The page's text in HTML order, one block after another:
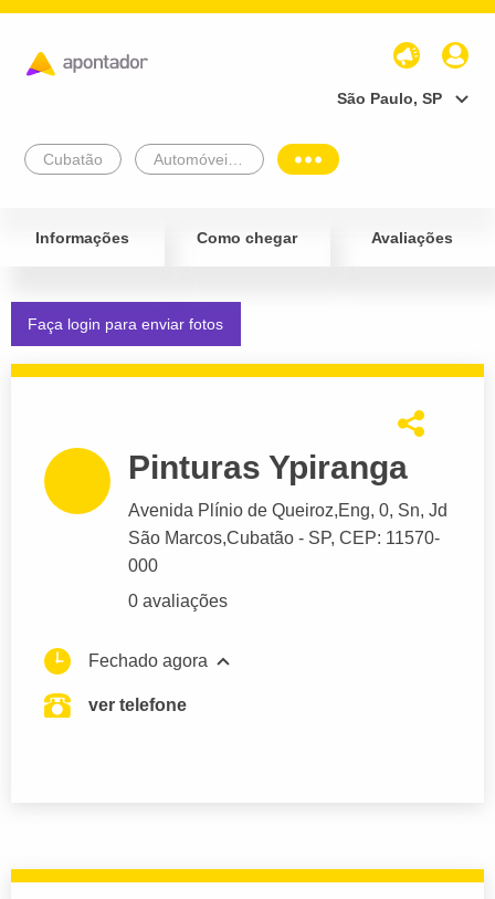
São Paulo, SP
Cubatão
Informações Como chegar Avaliações
Faça login para enviar fotos
Pinturas Ypiranga
Avenida Plínio de Queiroz,Eng, 0, Sn, Jd
São Marcos,Cubatão - SP, CEP: 11570-
000
0 avaliações
Fechado agora
ver telefone